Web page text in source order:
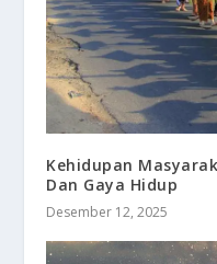
Kehidupan
Dan Gaya Hidup
Desember 12, 2025